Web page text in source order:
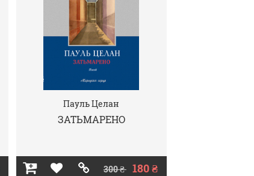
Пауль Целан
ЗАТЬМАРЕНО
300 ₴ 180 ₴